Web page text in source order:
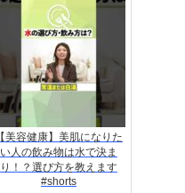
【美容健康】美肌になりた
い人の飲み物は水で決ま
り！？選び方を教えます
#shorts